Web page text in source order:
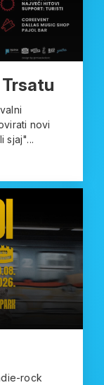
novi
sjaj"...
rock